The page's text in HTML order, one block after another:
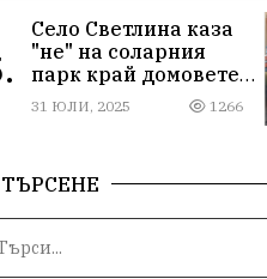
Село Светлина каза
"не" на соларния
парк край домовете
им
31 ЮЛИ, 2025 1266
ТЪРСЕНЕ